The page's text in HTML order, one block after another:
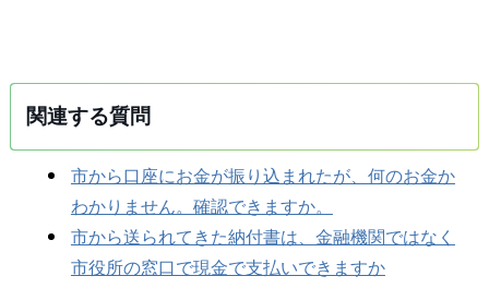
関連する質問
市から口座にお金が振り込まれたが、何のお金か
わかりません。確認できますか。
市から送られてきた納付書は、金融機関ではなく
市役所の窓口で現金で支払いできますか